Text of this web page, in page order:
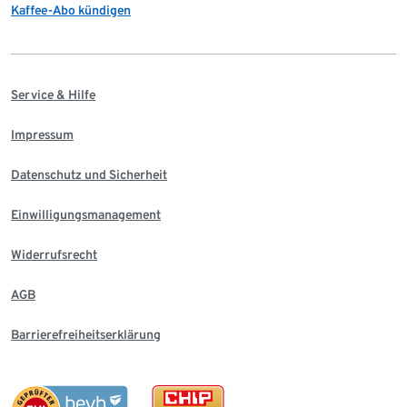
Kaffee-Abo kündigen
Service & Hilfe
Impressum
Datenschutz und Sicherheit
Einwilligungsmanagement
Widerrufsrecht
AGB
Barrierefreiheitserklärung